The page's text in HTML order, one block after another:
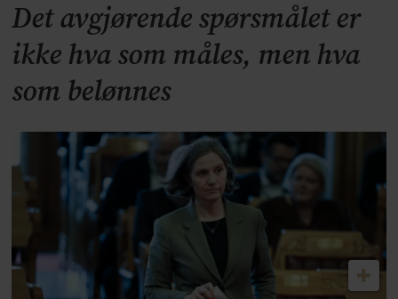
Det avgjørende spørsmålet er
ikke hva som måles, men hva
som belønnes